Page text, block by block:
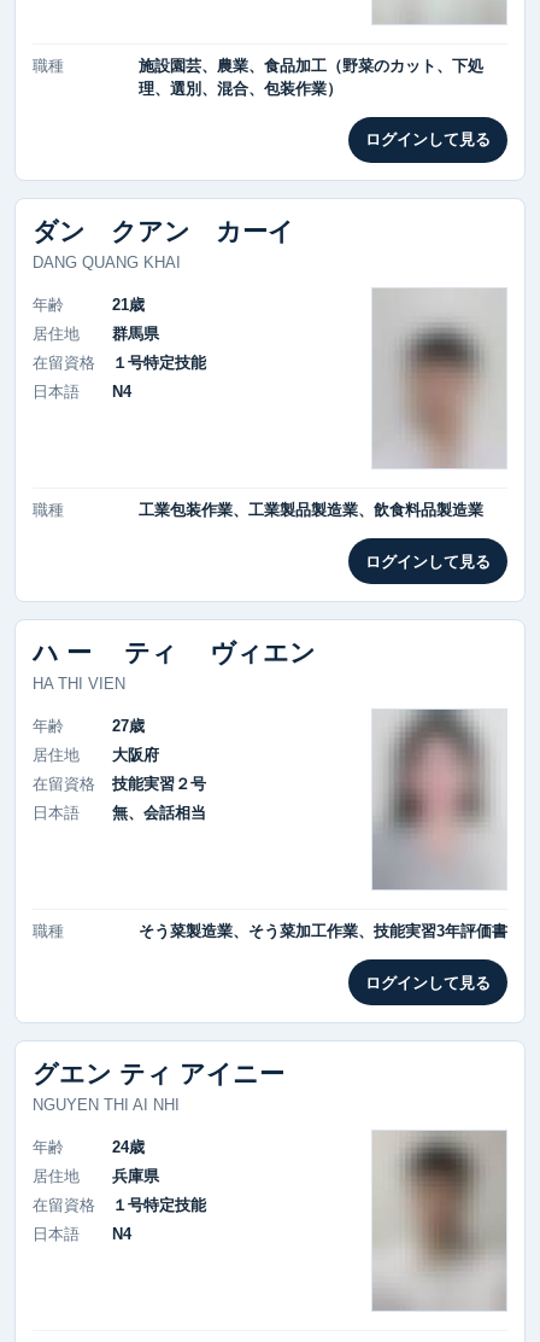
職種
施設園芸、農業、食品加工（野菜のカット、下処
理、選別、混合、包装作業）
ログインして見る
ダン クアン カーイ
DANG QUANG KHAI
年齢
21歳
居住地
群馬県
在留資格
１号特定技能
日本語
N4
職種 工業包装作業、工業製品製造業、飲食料品製造業
ログインして見る
ハ ー ティ ヴィエン
HA THI VIEN
年齢
27歳
居住地
大阪府
在留資格
技能実習２号
日本語
無、会話相当
職種 そう菜製造業、そう菜加工作業、技能実習3年評価書
ログインして見る
グエン ティ アイニー
NGUYEN THI AI NHI
年齢
24歳
居住地
兵庫県
在留資格
１号特定技能
日本語
N4